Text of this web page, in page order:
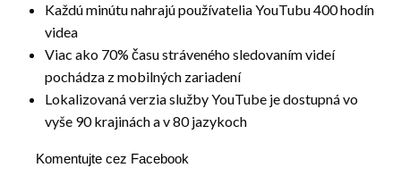
Každú minútu nahrajú používatelia YouTubu 400 hodín
videa
Viac ako 70% času stráveného sledovaním videí
pochádza z mobilných zariadení
Lokalizovaná verzia služby YouTube je dostupná vo
vyše 90 krajinách a v 80 jazykoch
Komentujte cez Facebook